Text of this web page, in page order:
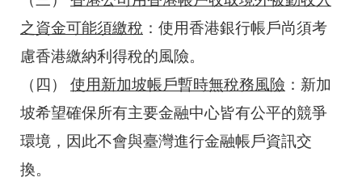
之資金可能須繳稅 ：使用香港銀行帳戶尚須考
慮香港繳納利得稅的風險。
（四）
使用新加坡帳戶暫時無稅務風險 ：新加
坡希望確保所有主要金融中心皆有公平的競爭
環境，因此不會與臺灣進行金融帳戶資訊交
換。